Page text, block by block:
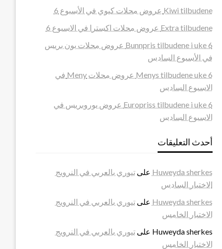
Kiwi tilbudene عروض محلات كيوي في الأسبوع 6
Extra tilbudene عروض محلات اكسترا في الاسبوع 6
Bunnpris tilbudene i uke 6 عروض محلات بون بريس
في الأسبوع السادس
Menys tilbudene uke 6 عروض محلات Meny في
الاسبوع السادس
Europriss tilbudene i uke 6 عروض يوروبريس في
الاسبوع السادس
أحدث التعليقات
Huweyda sherkes علىتيوري بالعربي في النرويج
الاختبار السادس
Huweyda sherkes علىتيوري بالعربي في النرويج
الاختبار الخامس
Huweyda sherkes علىتيوري بالعربي في النرويج
الاختبار الخامس